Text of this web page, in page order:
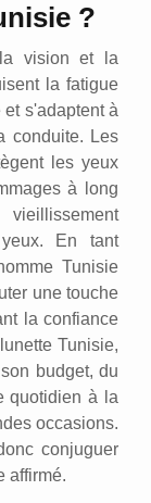
?
la vision et la
la fatigue
s'adaptent à
conduite. Les
les yeux
à long
En tant
Tunisie
une touche
la confiance
Tunisie,
budget, du
quotidien à la
occasions.
conjuguer
affirmé.